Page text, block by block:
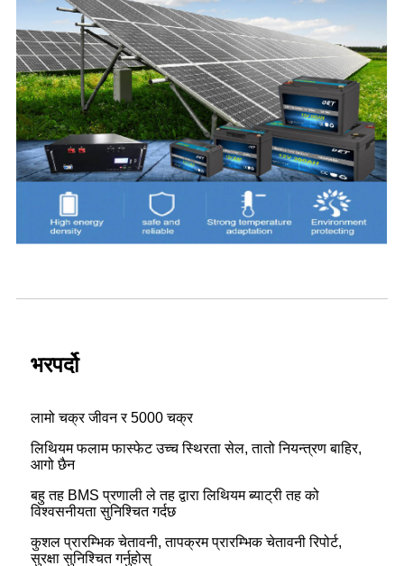
भरपर्दो
लामो चक्र जीवन र 5000 चक्र
लिथियम फलाम फास्फेट उच्च स्थिरता सेल, तातो नियन्त्रण बाहिर,
आगो छैन
बहु तह BMS प्रणाली ले तह द्वारा लिथियम ब्याट्री तह को
विश्वसनीयता सुनिश्चित गर्दछ
कुशल प्रारम्भिक चेतावनी, तापक्रम प्रारम्भिक चेतावनी रिपोर्ट,
सुरक्षा सुनिश्चित गर्नुहोस्